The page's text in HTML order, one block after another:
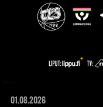
01.08.2026